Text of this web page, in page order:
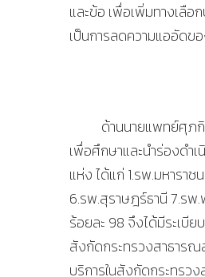
และข้อ เพื่อเพิ่มทางเลือ
เป็นการลดความแออัดข
ด้านนายแพทย์ศุภกิจ
เพื่อศึกษาและนำร่องดำ
แห่ง ได้แก่ 1.รพ.มหารา
6.รพ.สุราษฎร์ธานี 7.รพ
ร้อยละ 98 จึงได้มีระเบี
สังกัดกระทรวงสาธารณ
บริการในสังกัดกระทรว